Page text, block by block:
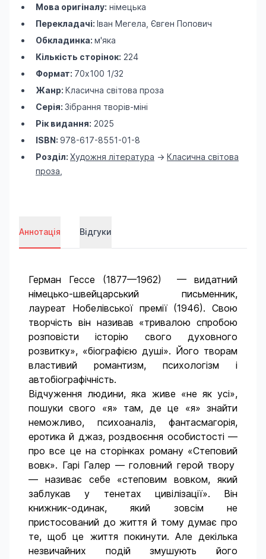
Мова оригіналу: німецька
Перекладачі: Іван Мегела, Євген Попович
Обкладинка: м'яка
Кількість сторінок: 224
Формат: 70х100 1/32
Жанр: Класична світова проза
Серія: Зібрання творів-міні
Рік видання: 2025
ISBN: 978-617-8551-01-8
Розділ: Художня література -> Класична світова
проза
Аннотація Відгуки
Герман Гессе (1877—1962) — видатний
німецько-швейцарський письменник,
лауреат Нобелівської премії (1946). Свою
творчість він називав «тривалою спробою
розповісти історію свого духовного
розвитку», «біографією душі». Його творам
властивий романтизм, психологізм і
автобіографічність.
Відчуження людини, яка живе «не як усі»,
пошуки свого «я» там, де це «я» знайти
неможливо, психоаналіз, фантасмагорія,
еротика й джаз, роздвоєння особистості —
про все це на сторінках роману «Степовий
вовк». Гарі Галер — головний герой твору
— називає себе «степовим вовком, який
заблукав у тенетах цивілізації». Він
книжник-одинак, який зовсім не
пристосований до життя й тому думає про
те, щоб це життя покинути. Але декілька
незвичайних подій змушують його